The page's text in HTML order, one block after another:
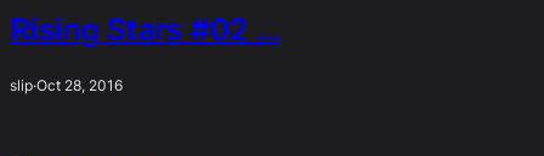
Rising Stars #02 …
slip·Oct 28, 2016